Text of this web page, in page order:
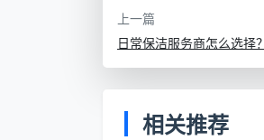
全屋深度保洁
屋状况等因素有所调
上一篇
日常保洁服务商怎么选择
相关推荐